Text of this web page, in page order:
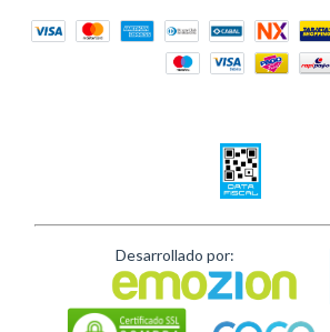
Desarrollado por: